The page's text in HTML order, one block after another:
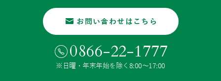
お問い合わせはこちら
0866-22-1777
※日曜・年末年始を除く8:00〜17:00